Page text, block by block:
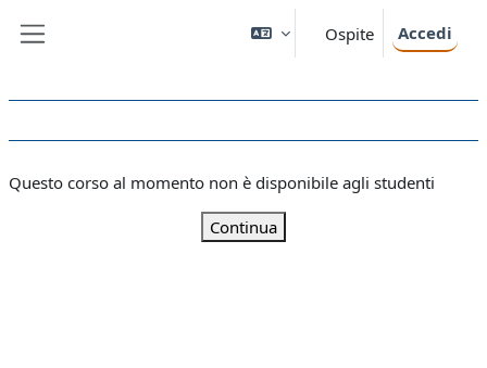
Ospite Accedi
Questo corso al momento non è disponibile agli studenti
Continua